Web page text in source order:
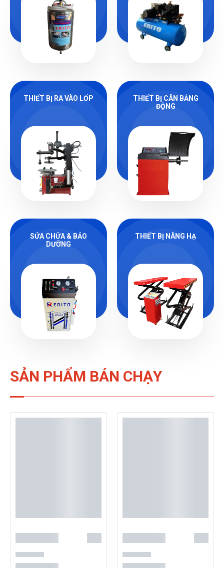
THIẾT BỊ RA VÀO LỐP
THIẾT BỊ CÂN BẰNG
ĐỘNG
SỬA CHỮA & BẢO
DƯỠNG
THIẾT BỊ NÂNG HẠ
SẢN PHẨM BÁN CHẠY